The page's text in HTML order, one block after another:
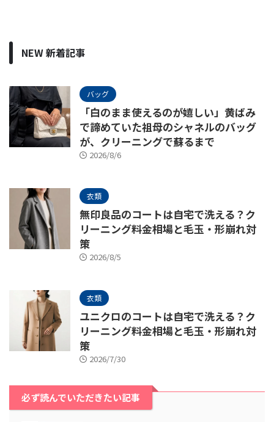
NEW 新着記事
バッグ
「白のまま使えるのが嬉しい」黄ばみ
で諦めていた祖母のシャネルのバッグ
が、クリーニングで蘇るまで
2026/8/6
衣類
無印良品のコートは自宅で洗える？ク
リーニング料金相場と毛玉・形崩れ対
策
2026/8/5
衣類
ユニクロのコートは自宅で洗える？ク
リーニング料金相場と毛玉・形崩れ対
策
2026/7/30
必ず読んでいただきたい記事